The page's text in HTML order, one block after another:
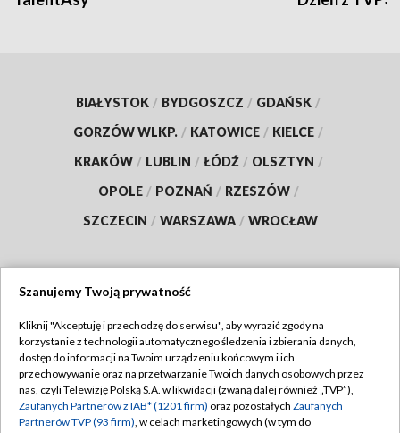
BIAŁYSTOK / BYDGOSZCZ / GDAŃSK /
GORZÓW WLKP. / KATOWICE / KIELCE /
KRAKÓW / LUBLIN / ŁÓDŹ / OLSZTYN /
OPOLE / POZNAŃ / RZESZÓW /
SZCZECIN / WARSZAWA / WROCŁAW
TVP
Abonament TVP
Emisja w TVP
Regulamin TVP
Polityka prywatności
Szanujemy Twoją prywatność
Kliknij "Akceptuję i przechodzę do serwisu", aby wyrazić zgody na
korzystanie z technologii automatycznego śledzenia i zbierania danych,
dostęp do informacji na Twoim urządzeniu końcowym i ich
przechowywanie oraz na przetwarzanie Twoich danych osobowych przez
nas, czyli Telewizję Polską S.A. w likwidacji (zwaną dalej również „TVP”),
Zaufanych Partnerów z IAB* (1201 firm) oraz pozostałych Zaufanych
Partnerów TVP (93 firm), w celach marketingowych (w tym do